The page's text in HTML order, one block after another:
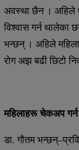
अवस्था छैन । अहिले
विश्वास गर्न
भन्छन् । अहिले
रोग अझ बढी छिटो
महिलाहरू चेकअप
डा. गौतम